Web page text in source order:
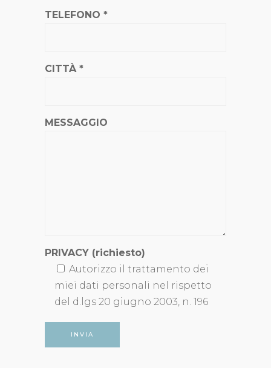
TELEFONO *
CITTÀ *
MESSAGGIO
PRIVACY (richiesto)
Autorizzo il trattamento dei
miei dati personali nel rispetto
del d.lgs 20 giugno 2003, n. 196